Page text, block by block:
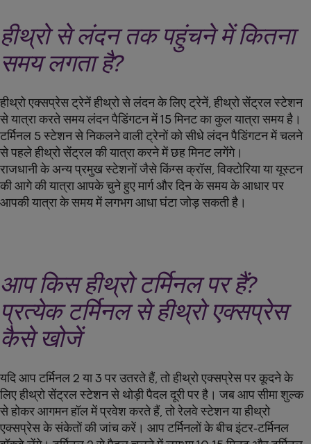
हीथ्रो से लंदन तक पहुंचने में कितना
समय लगता है?
हीथ्रो एक्सप्रेस ट्रेनें हीथ्रो से लंदन के लिए ट्रेनें, हीथ्रो सेंट्रल स्टेशन
से यात्रा करते समय लंदन पैडिंगटन में 15 मिनट का कुल यात्रा समय है।
टर्मिनल 5 स्टेशन से निकलने वाली ट्रेनों को सीधे लंदन पैडिंगटन में चलने
से पहले हीथ्रो सेंट्रल की यात्रा करने में छह मिनट लगेंगे।
राजधानी के अन्य प्रमुख स्टेशनों जैसे किंग्स क्रॉस, विक्टोरिया या यूस्टन
की आगे की यात्रा आपके चुने हुए मार्ग और दिन के समय के आधार पर
आपकी यात्रा के समय में लगभग आधा घंटा जोड़ सकती है।
आप किस हीथ्रो टर्मिनल पर हैं?
प्रत्येक टर्मिनल से हीथ्रो एक्सप्रेस
कैसे खोजें
यदि आप टर्मिनल 2 या 3 पर उतरते हैं, तो हीथ्रो एक्सप्रेस पर कूदने के
लिए हीथ्रो सेंट्रल स्टेशन से थोड़ी पैदल दूरी पर है। जब आप सीमा शुल्क
से होकर आगमन हॉल में प्रवेश करते हैं, तो रेलवे स्टेशन या हीथ्रो
एक्सप्रेस के संकेतों की जांच करें। आप टर्मिनलों के बीच इंटर-टर्मिनल